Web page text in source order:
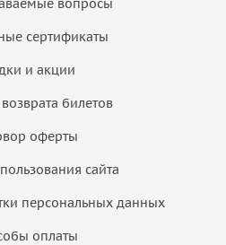
сертификаты
и акции
билетов
оферты
сайта
персональных данных
оплаты